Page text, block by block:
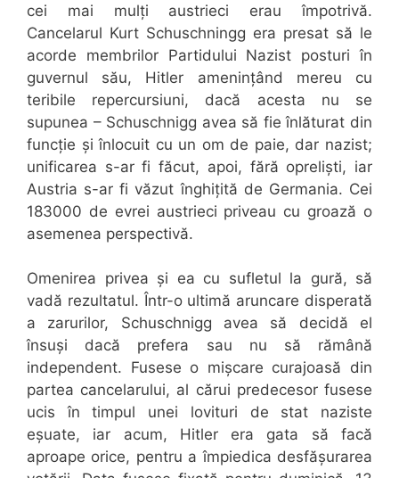
cei mai mulți austrieci erau împotrivă.
Cancelarul Kurt Schuschningg era presat să le
acorde membrilor Partidului Nazist posturi în
guvernul său, Hitler amenințând mereu cu
teribile repercursiuni, dacă acesta nu se
supunea – Schuschnigg avea să fie înlăturat din
funcție și înlocuit cu un om de paie, dar nazist;
unificarea s-ar fi făcut, apoi, fără opreliști, iar
Austria s-ar fi văzut înghițită de Germania. Cei
183000 de evrei austrieci priveau cu groază o
asemenea perspectivă.
Omenirea privea și ea cu sufletul la gură, să
vadă rezultatul. Într-o ultimă aruncare disperată
a zarurilor, Schuschnigg avea să decidă el
însuși dacă prefera sau nu să rămână
independent. Fusese o mișcare curajoasă din
partea cancelarului, al cărui predecesor fusese
ucis în timpul unei lovituri de stat naziste
eșuate, iar acum, Hitler era gata să facă
aproape orice, pentru a împiedica desfășurarea